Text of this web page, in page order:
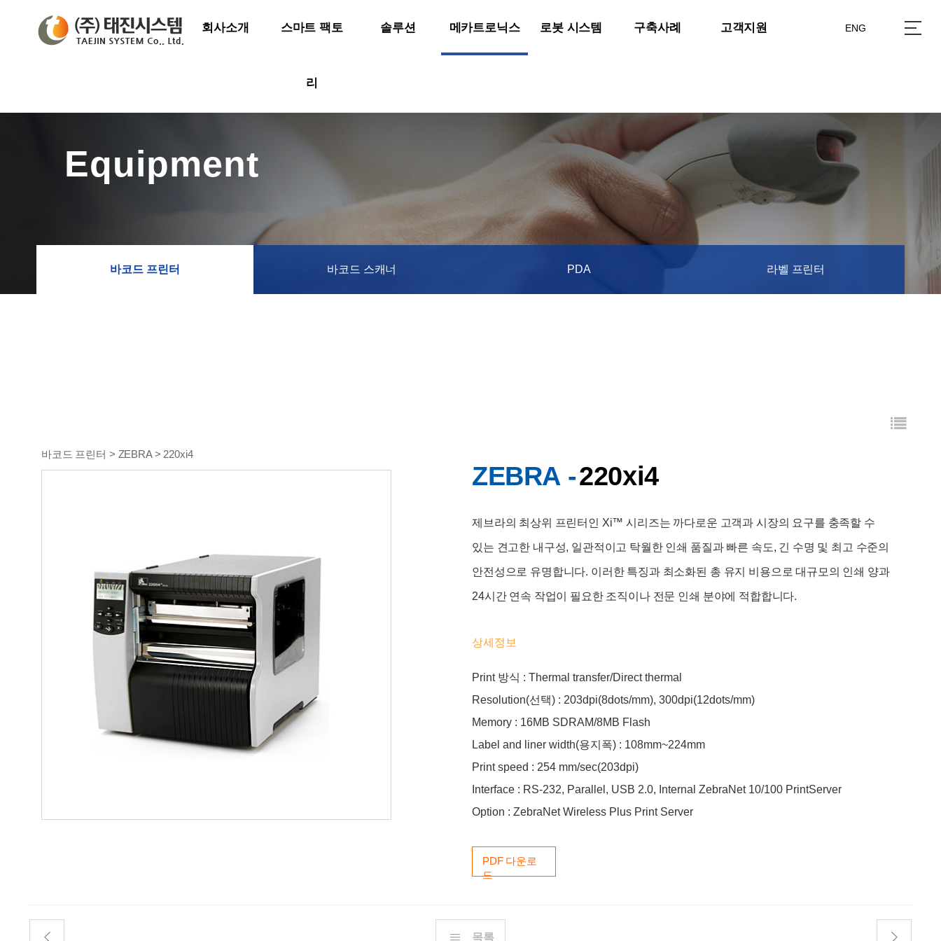
회사소개 스마트 팩토
리
솔루션 메카트로닉스 로봇 시스템 구축사례 고객지원 ENG
Equipment
바코드 프린터 바코드 스캐너 PDA 라벨 프린터
바코드 프린터 > ZEBRA > 220xi4
ZEBRA -220xi4
제브라의 최상위 프린터인 Xi™ 시리즈는 까다로운 고객과 시장의 요구를 충족할 수
있는 견고한 내구성, 일관적이고 탁월한 인쇄 품질과 빠른 속도, 긴 수명 및 최고 수준의
안전성으로 유명합니다. 이러한 특징과 최소화된 총 유지 비용으로 대규모의 인쇄 양과
24시간 연속 작업이 필요한 조직이나 전문 인쇄 분야에 적합합니다.
상세정보
Print 방식 : Thermal transfer/Direct thermal
Resolution(선택) : 203dpi(8dots/mm), 300dpi(12dots/mm)
Memory : 16MB SDRAM/8MB Flash
Label and liner width(용지폭) : 108mm~224mm
Print speed : 254 mm/sec(203dpi)
Interface : RS-232, Parallel, USB 2.0, Internal ZebraNet 10/100 PrintServer
Option : ZebraNet Wireless Plus Print Server
PDF 다운로
드
목록